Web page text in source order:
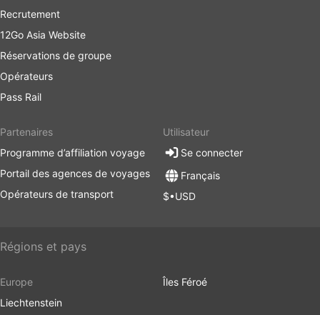
Recrutement
12Go Asia Website
Réservations de groupe
Opérateurs
Pass Rail
Partenaires
Programme d’affiliation voyage
Portail des agences de voyages
Opérateurs de transport
Utilisateur
Se connecter
Français
$•USD
Régions et pays
Europe
Liechtenstein
Îles Féroé